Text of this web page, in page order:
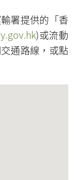
署提供的「香
)或流動
通路線，或點